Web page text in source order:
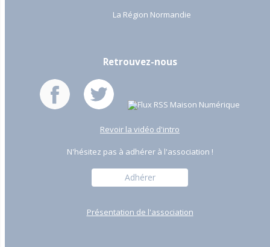
La Région Normandie
Retrouvez-nous
Revoir la vidéo d'intro
N'hésitez pas à adhérer à l'association !
Adhérer
Présentation de l'association